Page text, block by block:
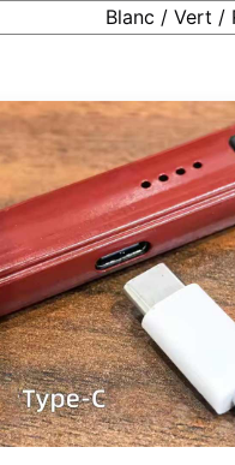
Blanc / Vert /